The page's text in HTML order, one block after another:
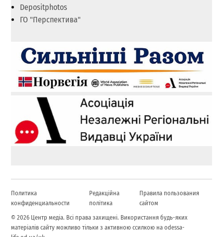
Depositphotos
ГО "Перспектива"
Политика
конфиденциальности
Редакційна
політика
Правила пользования
сайтом
© 2026 Центр медіа. Всі права захищені. Використання будь-яких
матеріалів сайту можливо тільки з активною ссилкою на odessa-